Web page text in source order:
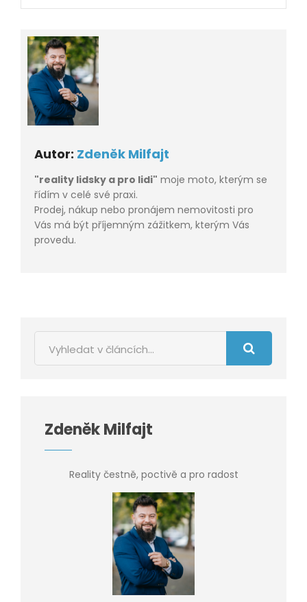
Autor: Zdeněk Milfajt
"reality lidsky a pro lidi" moje moto, kterým se
řídím v celé své praxi.
Prodej, nákup nebo pronájem nemovitosti pro
Vás má být příjemným zážitkem, kterým Vás
provedu.
Zdeněk Milfajt
Reality čestně, poctivě a pro radost